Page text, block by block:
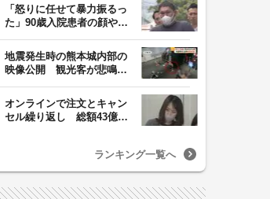
「怒りに任せて暴力振るっ
た」90歳入院患者の顔や腹
地震発生時の熊本城内部の
映像公開 観光客が悲鳴…
オンラインで注文とキャン
セル繰り返し 総額43億円
ランキング一覧へ